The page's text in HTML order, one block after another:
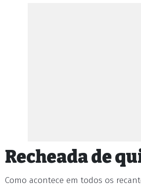
Recheada de
Como acontece em todos os